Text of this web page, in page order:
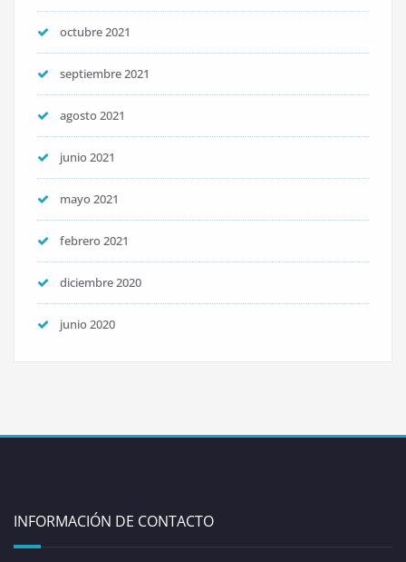
octubre 2021
septiembre 2021
agosto 2021
junio 2021
mayo 2021
febrero 2021
diciembre 2020
junio 2020
INFORMACIÓN DE CONTACTO